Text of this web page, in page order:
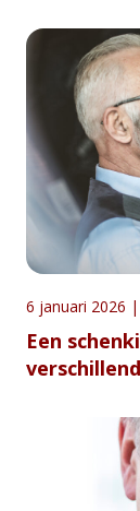
6 januari 2026 |
Een